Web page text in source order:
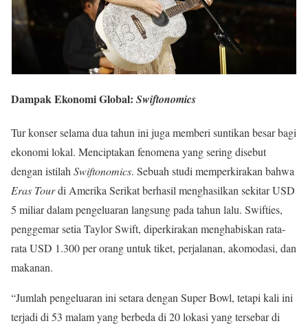
Dampak Ekonomi Global: Swiftonomics
Tur konser selama dua tahun ini juga memberi suntikan besar bagi
ekonomi lokal. Menciptakan fenomena yang sering disebut
dengan istilah Swiftonomics. Sebuah studi memperkirakan bahwa
Eras Tourdi Amerika Serikat berhasil menghasilkan sekitar USD
5 miliar dalam pengeluaran langsung pada tahun lalu. Swifties,
penggemar setia Taylor Swift, diperkirakan menghabiskan rata-
rata USD 1.300 per orang untuk tiket, perjalanan, akomodasi, dan
makanan.
“Jumlah pengeluaran ini setara dengan Super Bowl, tetapi kali ini
terjadi di 53 malam yang berbeda di 20 lokasi yang tersebar di